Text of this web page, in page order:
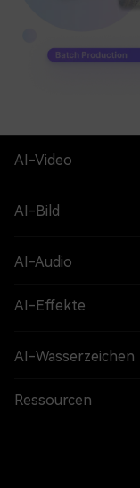
AI-Video
AI-Bild
AI-Audio
AI-Effekte
AI-Wasserzeichen
Ressourcen